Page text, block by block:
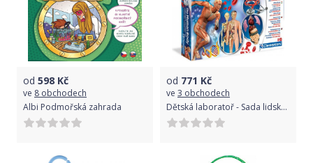
od 598 Kč
ve 8 obchodech
Albi Podmořská zahrada
od 771 Kč
ve 3 obchodech
Dětská laboratoř - Sada lidské tělo